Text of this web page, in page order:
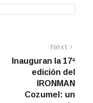
Next
post:
Inauguran la 17ª
edición del
IRONMAN
Cozumel: un